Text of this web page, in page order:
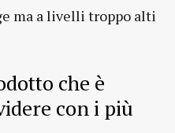
ma a livelli troppo alti
che è
con i più